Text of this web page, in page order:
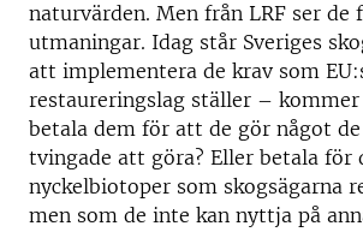
naturvärden. Men från LRF ser de
utmaningar. Idag står Sveriges
att implementera de krav som
restaureringslag ställer –
betala dem för att de gör något
tvingade att göra? Eller betala för
nyckelbiotoper som skogsägarna
men som de inte kan nyttja på